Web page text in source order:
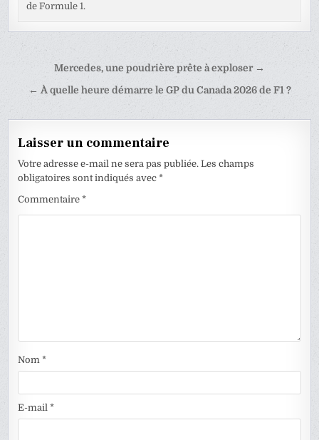
de Formule 1.
Navigation
Mercedes, une poudrière prête à exploser →
← À quelle heure démarre le GP du Canada 2026 de F1 ?
Laisser un commentaire
Votre adresse e-mail ne sera pas publiée. Les champs
obligatoires sont indiqués avec*
Commentaire*
Nom*
E-mail*